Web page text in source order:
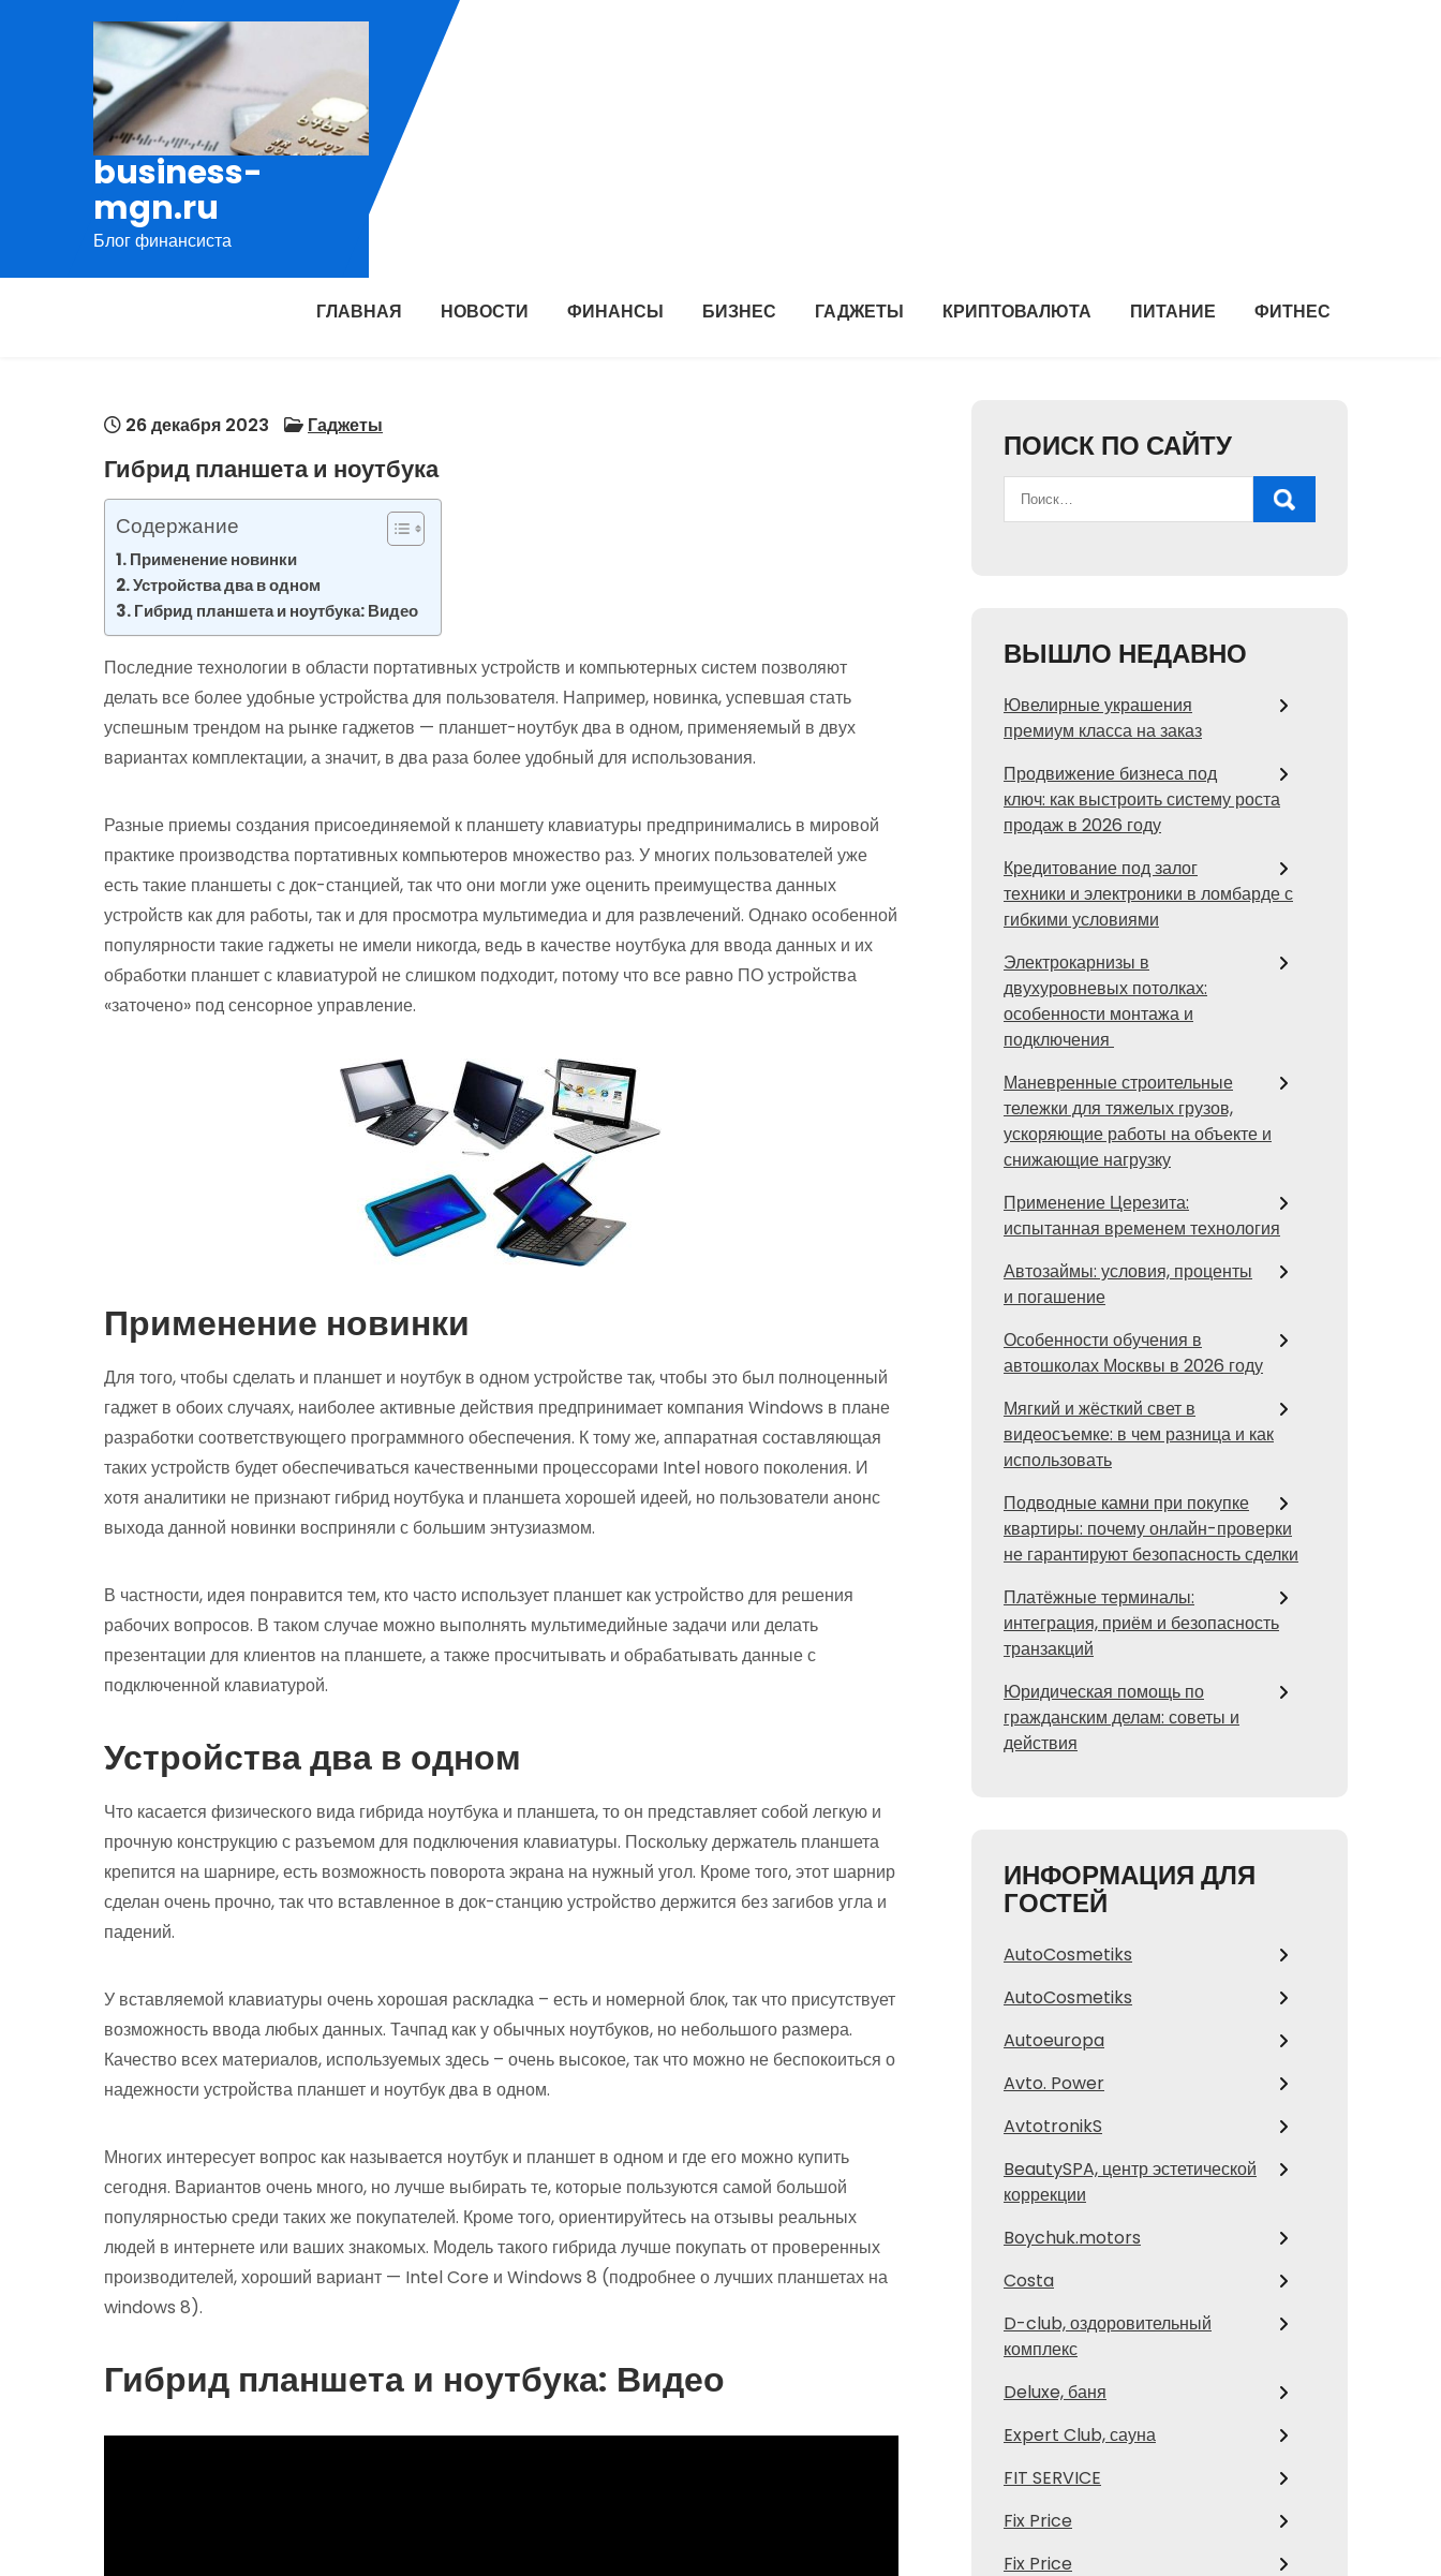
содержимому
business-
mgn.ru
Блог финансиста
ГЛАВНАЯ НОВОСТИ ФИНАНСЫ БИЗНЕС ГАДЖЕТЫ КРИПТОВАЛЮТА ПИТАНИЕ ФИТНЕС
26 декабря 2023 Гаджеты
Гибрид планшета и ноутбука
Содержание
Применение новинки
Устройства два в одном
Гибрид планшета и ноутбука: Видео
Последние технологии в области портативных устройств и компьютерных систем позволяют
делать все более удобные устройства для пользователя. Например, новинка, успевшая стать
успешным трендом на рынке гаджетов — планшет-ноутбук два в одном, применяемый в двух
вариантах комплектации, а значит, в два раза более удобный для использования.
Разные приемы создания присоединяемой к планшету клавиатуры предпринимались в мировой
практике производства портативных компьютеров множество раз. У многих пользователей уже
есть такие планшеты с док-станцией, так что они могли уже оценить преимущества данных
устройств как для работы, так и для просмотра мультимедиа и для развлечений. Однако особенной
популярности такие гаджеты не имели никогда, ведь в качестве ноутбука для ввода данных и их
обработки планшет с клавиатурой не слишком подходит, потому что все равно ПО устройства
«заточено» под сенсорное управление.
Применение новинки
Для того, чтобы сделать и планшет и ноутбук в одном устройстве так, чтобы это был полноценный
гаджет в обоих случаях, наиболее активные действия предпринимает компания Windows в плане
разработки соответствующего программного обеспечения. К тому же, аппаратная составляющая
таких устройств будет обеспечиваться качественными процессорами Intel нового поколения. И
хотя аналитики не признают гибрид ноутбука и планшета хорошей идеей, но пользователи анонс
выхода данной новинки восприняли с большим энтузиазмом.
В частности, идея понравится тем, кто часто использует планшет как устройство для решения
рабочих вопросов. В таком случае можно выполнять мультимедийные задачи или делать
презентации для клиентов на планшете, а также просчитывать и обрабатывать данные с
подключенной клавиатурой.
Устройства два в одном
Что касается физического вида гибрида ноутбука и планшета, то он представляет собой легкую и
прочную конструкцию с разъемом для подключения клавиатуры. Поскольку держатель планшета
крепится на шарнире, есть возможность поворота экрана на нужный угол. Кроме того, этот шарнир
сделан очень прочно, так что вставленное в док-станцию устройство держится без загибов угла и
падений.
У вставляемой клавиатуры очень хорошая раскладка – есть и номерной блок, так что присутствует
возможность ввода любых данных. Тачпад как у обычных ноутбуков, но небольшого размера.
Качество всех материалов, используемых здесь – очень высокое, так что можно не беспокоиться о
надежности устройства планшет и ноутбук два в одном.
Многих интересует вопрос как называется ноутбук и планшет в одном и где его можно купить
сегодня. Вариантов очень много, но лучше выбирать те, которые пользуются самой большой
популярностью среди таких же покупателей. Кроме того, ориентируйтесь на отзывы реальных
людей в интернете или ваших знакомых. Модель такого гибрида лучше покупать от проверенных
производителей, хороший вариант — Intel Core и Windows 8 (подробнее о лучших планшетах на
windows 8).
Гибрид планшета и ноутбука: Видео
ПОИСК ПО САЙТУ
ВЫШЛО НЕДАВНО
Ювелирные украшения
премиум класса на заказ
Продвижение бизнеса под
ключ: как выстроить систему роста
продаж в 2026 году
Кредитование под залог
техники и электроники в ломбарде с
гибкими условиями
Электрокарнизы в
двухуровневых потолках:
особенности монтажа и
подключения
Маневренные строительные
тележки для тяжелых грузов,
ускоряющие работы на объекте и
снижающие нагрузку
Применение Церезита:
испытанная временем технология
Автозаймы: условия, проценты
и погашение
Особенности обучения в
автошколах Москвы в 2026 году
Мягкий и жёсткий свет в
видеосъемке: в чем разница и как
использовать
Подводные камни при покупке
квартиры: почему онлайн-проверки
не гарантируют безопасность сделки
Платёжные терминалы:
интеграция, приём и безопасность
транзакций
Юридическая помощь по
гражданским делам: советы и
действия
ИНФОРМАЦИЯ ДЛЯ
ГОСТЕЙ
AutoCosmetiks
AutoCosmetiks
Autoeuropa
Avto. Power
AvtotronikS
BeautySPA, центр эстетической
коррекции
Boychuk.motors
Costa
D-club, оздоровительный
комплекс
Deluxe, баня
Expert Club, сауна
FIT SERVICE
Fix Price
Fix Price